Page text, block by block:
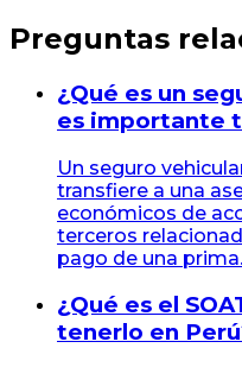
Preguntas
¿Qué es un
es importante
Un seguro
transfiere a una
económicos de
terceros
pago de una prima.
¿Qué es el
tenerlo en